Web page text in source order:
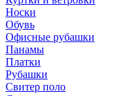
Носки
Обувь
Офисные рубашки
Панамы
Платки
Рубашки
Свитер поло